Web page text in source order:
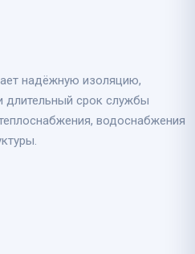
надёжную изоляцию,
длительный срок службы
водоснабжения